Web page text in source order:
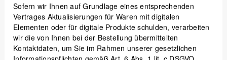
Sofern wir Ihnen auf Grundlage eines entsprechenden
Vertrages Aktualisierungen für Waren mit digitalen
Elementen oder für digitale Produkte schulden, verarbeiten
wir die von Ihnen bei der Bestellung übermittelten
Kontaktdaten, um Sie im Rahmen unserer gesetzlichen